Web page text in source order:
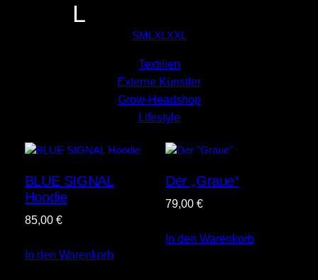
L
SM LXLXXL
Textilien
Externe Künstler
Grow-Headshop
Lifestyle
BLUE SIGNAL
Hoodie
85,00 €
In den Warenkorb
Der „Graue“
79,00€
In den Warenkorb